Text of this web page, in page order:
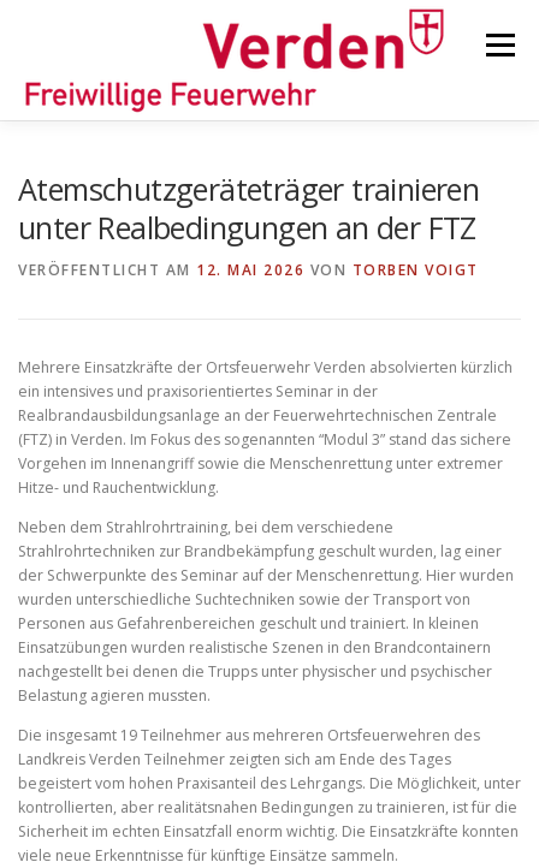
Menü
TIPPS/TRICKS
Atemschutzgeräteträger trainieren
unter Realbedingungen an der FTZ
VERÖFFENTLICHT AM 12. MAI 2026 VON TORBEN VOIGT
Mehrere Einsatzkräfte der Ortsfeuerwehr Verden absolvierten kürzlich
ein intensives und praxisorientiertes Seminar in der
Realbrandausbildungsanlage an der Feuerwehrtechnischen Zentrale
(FTZ) in Verden. Im Fokus des sogenannten “Modul 3” stand das sichere
Vorgehen im Innenangriff sowie die Menschenrettung unter extremer
Hitze- und Rauchentwicklung.
Neben dem Strahlrohrtraining, bei dem verschiedene
Strahlrohrtechniken zur Brandbekämpfung geschult wurden, lag einer
der Schwerpunkte des Seminar auf der Menschenrettung. Hier wurden
wurden unterschiedliche Suchtechniken sowie der Transport von
Personen aus Gefahrenbereichen geschult und trainiert. In kleinen
Einsatzübungen wurden realistische Szenen in den Brandcontainern
nachgestellt bei denen die Trupps unter physischer und psychischer
Belastung agieren mussten.
Die insgesamt 19 Teilnehmer aus mehreren Ortsfeuerwehren des
Landkreis Verden Teilnehmer zeigten sich am Ende des Tages
begeistert vom hohen Praxisanteil des Lehrgangs. Die Möglichkeit, unter
kontrollierten, aber realitätsnahen Bedingungen zu trainieren, ist für die
Sicherheit im echten Einsatzfall enorm wichtig. Die Einsatzkräfte konnten
viele neue Erkenntnisse für künftige Einsätze sammeln.